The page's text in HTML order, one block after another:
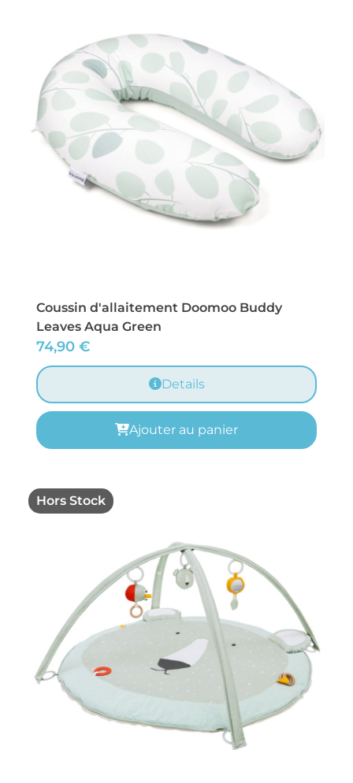
Coussin d'allaitement Doomoo Buddy
Leaves Aqua Green
74,90 €
Details
Ajouter au panier
Hors Stock